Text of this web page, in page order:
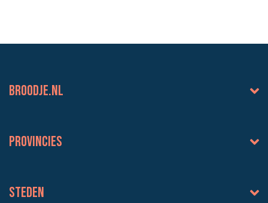
BROODJE.NL
Provincies
Steden